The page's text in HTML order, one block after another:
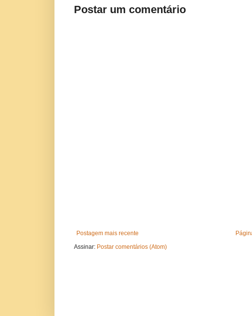
Postar um comentário
Postagem mais recente
Assinar: Postar comentários (Atom)